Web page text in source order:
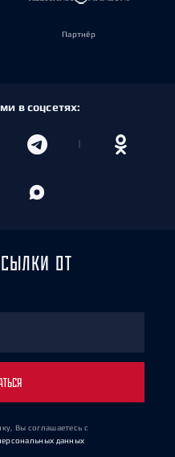
Партнёр
в соцсетях:
ОТ
Вы соглашаетесь с
данных